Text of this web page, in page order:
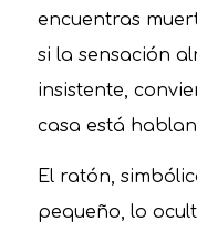
encuentras
si la sensación
insistente,
casa está
El ratón,
pequeño, lo